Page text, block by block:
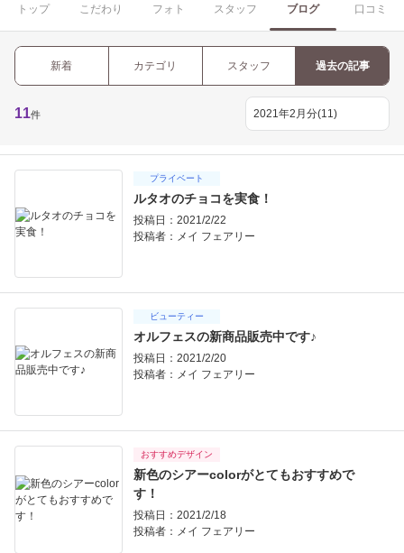
トップ こだわり フォト スタッフ ブログ 口コミ
新着 カテゴリ スタッフ 過去の記事
11件
プライベート
ルタオのチョコを実食！
投稿日：2021/2/22
投稿者： メイ フェアリー
ビューティー
オルフェスの新商品販売中です♪
投稿日：2021/2/20
投稿者： メイ フェアリー
おすすめデザイン
新色のシアーcolorがとてもおすすめで
す！
投稿日：2021/2/18
投稿者： メイ フェアリー